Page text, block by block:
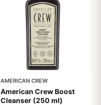
AMERICAN CREW
American Crew Boost
Cleanser (250 ml)